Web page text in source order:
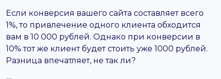
Если конверсия вашего сайта составляет всего
1%, то привлечение одного клиента обходится
вам в 10 000 рублей. Однако при конверсии в
10% тот же клиент будет стоить уже 1000 рублей.
Разница впечатляет, не так ли?